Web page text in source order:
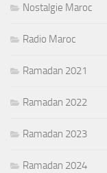
Nostalgie Maroc
Radio Maroc
Ramadan 2021
Ramadan 2022
Ramadan 2023
Ramadan 2024